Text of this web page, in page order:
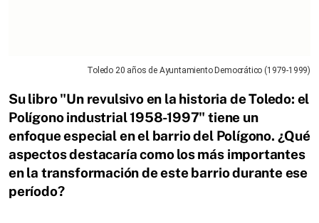
Toledo 20 años de Ayuntamiento Democrático (1979-1999)
Su libro "Un revulsivo en la historia de Toledo: el
Polígono industrial 1958-1997" tiene un
enfoque especial en el barrio del Polígono. ¿Qué
aspectos destacaría como los más importantes
en la transformación de este barrio durante ese
período?